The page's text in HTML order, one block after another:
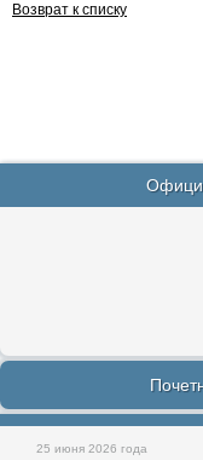
Возврат к списку
25 июня 2026 года